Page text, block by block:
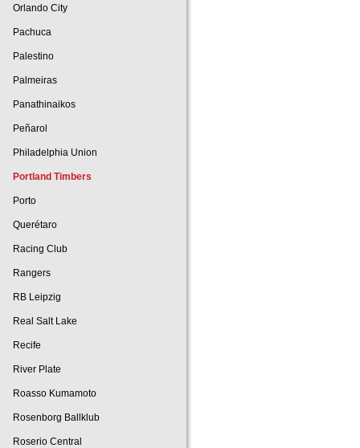
Orlando City
Pachuca
Palestino
Palmeiras
Panathinaikos
Peñarol
Philadelphia Union
Portland Timbers
Porto
Querétaro
Racing Club
Rangers
RB Leipzig
Real Salt Lake
Recife
River Plate
Roasso Kumamoto
Rosenborg Ballklub
Roserio Central